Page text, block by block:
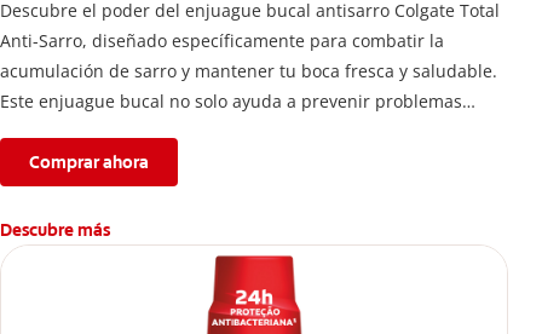
Descubre el poder del enjuague bucal antisarro Colgate Total
Anti-Sarro, diseñado específicamente para combatir la
acumulación de sarro y mantener tu boca fresca y saludable.
Este enjuague bucal no solo ayuda a prevenir problemas
Comprar ahora
Descubre más